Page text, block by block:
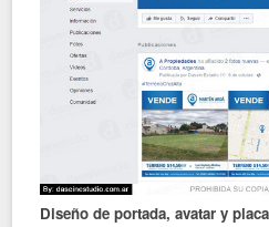
Diseño de portada, avatar y